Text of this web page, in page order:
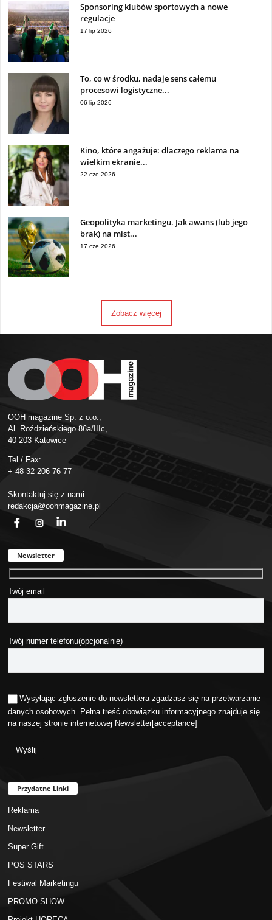
Sponsoring klubów sportowych a nowe
regulacje
17 lip 2026
To, co w środku, nadaje sens całemu
procesowi logistyczne...
06 lip 2026
Kino, które angażuje: dlaczego reklama na
wielkim ekranie...
22 cze 2026
Geopolityka marketingu. Jak awans (lub jego
brak) na mist...
17 cze 2026
Zobacz więcej
OOH magazine Sp. z o.o.,
Al. Roździeńskiego 86a/IIIc,
40-203 Katowice
Tel / Fax:
+ 48 32 206 76 77
Skontaktuj się z nami:
redakcja@oohmagazine.pl
Newsletter
Twój email
Twój numer telefonu(opcjonalnie)
Wysyłając zgłoszenie do newslettera zgadzasz się na przetwarzanie
danych osobowych. Pełna treść obowiązku informacyjnego znajduje się
na naszej stronie internetowej Newsletter[acceptance]
Przydatne Linki
Reklama
Newsletter
Super Gift
POS STARS
Festiwal Marketingu
PROMO SHOW